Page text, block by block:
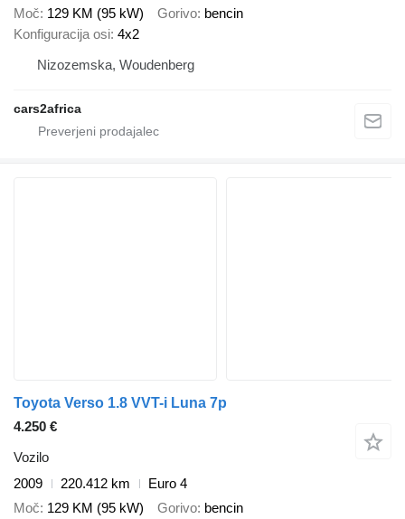
Moč 129 KM (95 kW) Gorivo bencin
Konfiguracija osi 4x2
Nizozemska, Woudenberg
cars2africa
Toyota Verso 1.8 VVT-i Luna 7p
4.250 €
Vozilo
2009
220.412 km
Euro 4
Moč 129 KM (95 kW) Gorivo bencin